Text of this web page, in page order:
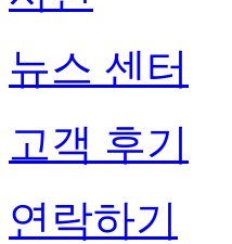
뉴스 센터
고객 후기
연락하기